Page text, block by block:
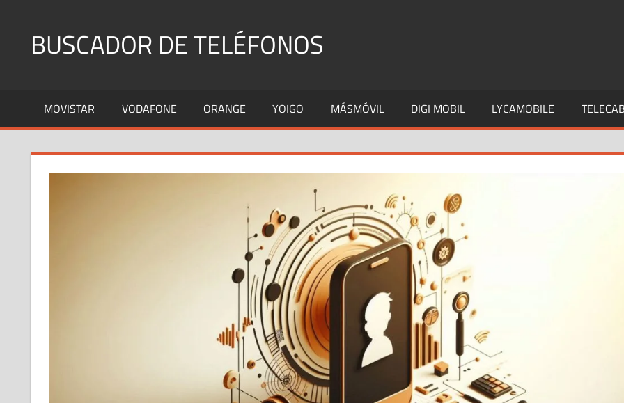
contenidoBUSCADOR DE TELÉFONOS
Fijos
y
MOVISTAR VODAFONE ORANGE YOIGO MÁSMÓVIL DIGI MOBIL LYCAMOBILE